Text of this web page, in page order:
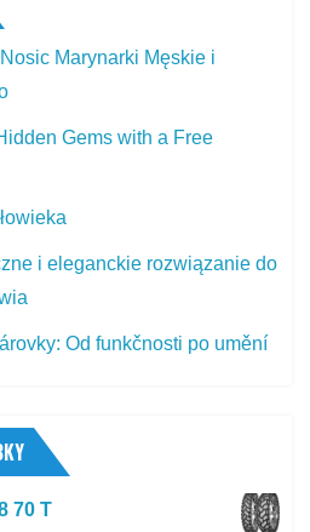
Marynarki Męskie i
Gems with a Free
i eleganckie rozwiązanie do
Od funkčnosti po umění
70 T